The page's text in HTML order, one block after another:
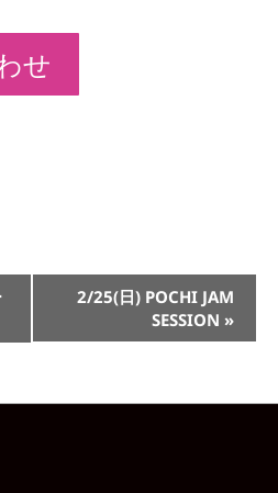
せ
2/25(日) POCHI JAM
SESSION »